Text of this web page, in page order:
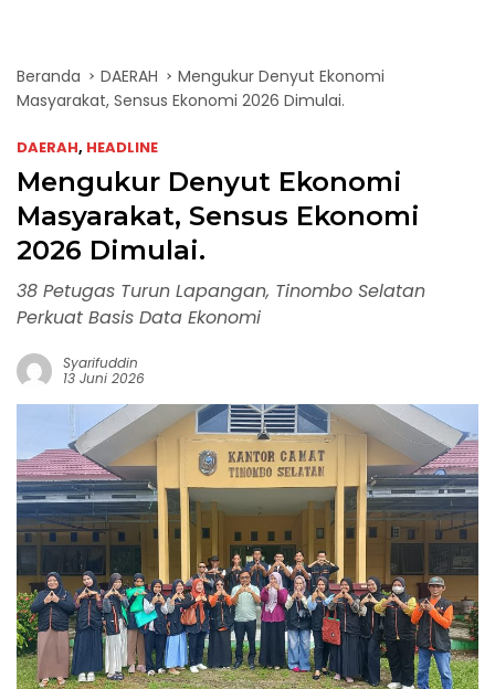
Beranda DAERAH
Mengukur Denyut Ekonomi
Masyarakat, Sensus Ekonomi 2026 Dimulai.
DAERAH, HEADLINE
Mengukur Denyut Ekonomi
Masyarakat, Sensus Ekonomi
2026 Dimulai.
38 Petugas Turun Lapangan, Tinombo Selatan
Perkuat Basis Data Ekonomi
Syarifuddin
13 Juni 2026